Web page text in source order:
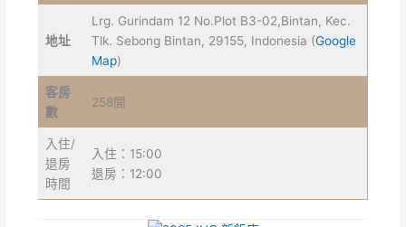
地址
Lrg. Gurindam 12 No.Plot B3-02,Bintan, Kec.
Tlk. Sebong Bintan, 29155, Indonesia (Google
Map)
客房
數
258間
入住/
退房
時間
入住：15:00
退房：12:00